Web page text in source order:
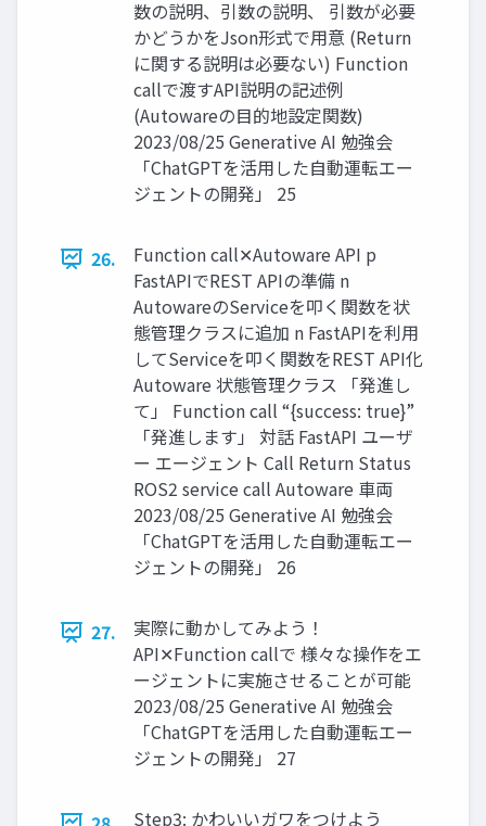
数の説明、引数の説明、 引数が必要
かどうかをJson形式で用意 (Return
に関する説明は必要ない) Function
callで渡すAPI説明の記述例
(Autowareの目的地設定関数)
2023/08/25 Generative AI 勉強会
「ChatGPTを活用した自動運転エー
ジェントの開発」 25
26.
Function call✕Autoware API p
FastAPIでREST APIの準備 n
AutowareのServiceを叩く関数を状
態管理クラスに追加 n FastAPIを利用
してServiceを叩く関数をREST API化
Autoware 状態管理クラス 「発進し
て」 Function call “{success: true}”
「発進します」 対話 FastAPI ユーザ
ー エージェント Call Return Status
ROS2 service call Autoware 車両
2023/08/25 Generative AI 勉強会
「ChatGPTを活用した自動運転エー
ジェントの開発」 26
27.
実際に動かしてみよう！
API✕Function callで 様々な操作をエ
ージェントに実施させることが可能
2023/08/25 Generative AI 勉強会
「ChatGPTを活用した自動運転エー
ジェントの開発」 27
Step3: かわいいガワをつけよう